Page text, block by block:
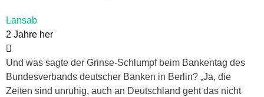
Lansab
2 Jahre her
Und was sagte der Grinse-Schlumpf beim Bankentag des
Bundesverbands deutscher Banken in Berlin? „Ja, die
Zeiten sind unruhig, auch an Deutschland geht das nicht